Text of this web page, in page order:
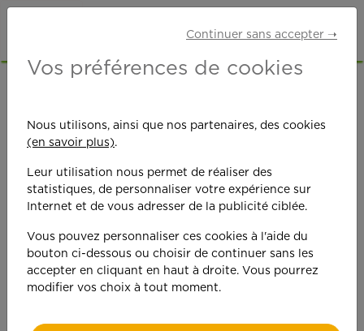
Ouverture d'une
agence APEF à
LA CHAPELLE-
EN-SERVAL
Continuer sans accepter ➝
Vos préférences de cookies
Nous utilisons, ainsi que nos partenaires, des cookies
(en savoir plus).
Leur utilisation nous permet de réaliser des
statistiques, de personnaliser votre expérience sur
Internet et de vous adresser de la publicité ciblée.
Vous pouvez personnaliser ces cookies à l'aide du
bouton ci-dessous ou choisir de continuer sans les
accepter en cliquant en haut à droite. Vous pourrez
modifier vos choix à tout moment.